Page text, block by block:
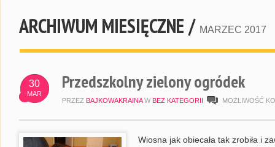
ARCHIWUM MIESIĘCZNE / MARZEC 2017
30
MAR
Przedszkolny zielony ogródek
PRZEZ BAJKOWAKRAINA W BEZ KATEGORII MOŻLIWOŚĆ
Wiosna jak obiecała tak zrobiła i